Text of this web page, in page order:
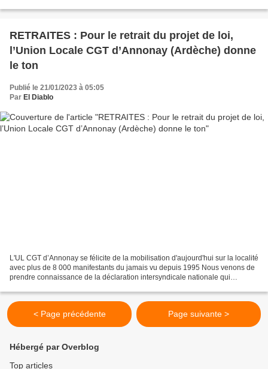
RETRAITES : Pour le retrait du projet de loi,
l’Union Locale CGT d’Annonay (Ardèche) donne
le ton
Publié le 21/01/2023 à 05:05
Par El Diablo
L'UL CGT d’Annonay se félicite de la mobilisation d'aujourd'hui sur la localité
avec plus de 8 000 manifestants du jamais vu depuis 1995 Nous venons de
prendre connaissance de la déclaration intersyndicale nationale qui
< Page précédente Page suivante >
Hébergé par Overblog
Top articles